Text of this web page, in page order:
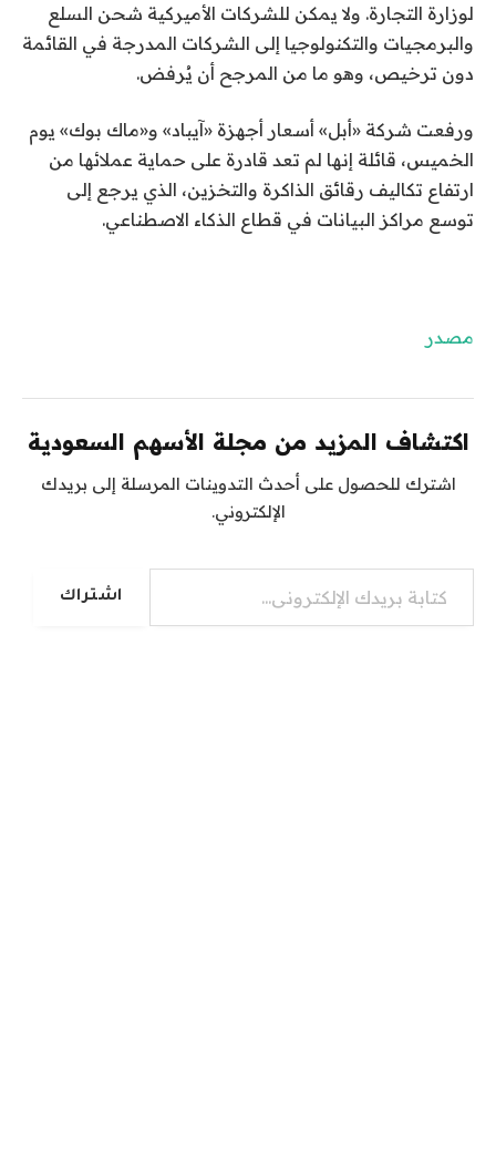
لوزارة التجارة. ولا يمكن للشركات الأميركية شحن السلع
والبرمجيات والتكنولوجيا إلى الشركات المدرجة في القائمة
دون ترخيص، وهو ما من المرجح أن يُرفض.
ورفعت شركة «أبل» أسعار أجهزة «آيباد» و«ماك بوك» يوم
الخميس، قائلة إنها لم تعد قادرة على حماية عملائها من
ارتفاع تكاليف رقائق الذاكرة والتخزين، الذي يرجع إلى
توسع مراكز البيانات في قطاع الذكاء الاصطناعي.
مصدر
اكتشاف المزيد من مجلة الأسهم السعودية
اشترك للحصول على أحدث التدوينات المرسلة إلى بريدك
الإلكتروني.
كتابة بريدك الإلكتروني...
اشتراك